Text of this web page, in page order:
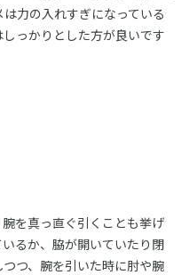
力の入れすぎになっている
っかりとした方が良いです
を真っ直ぐ引くことも挙げ
るか、脇が開いていたり閉
つ、腕を引いた時に肘や腕